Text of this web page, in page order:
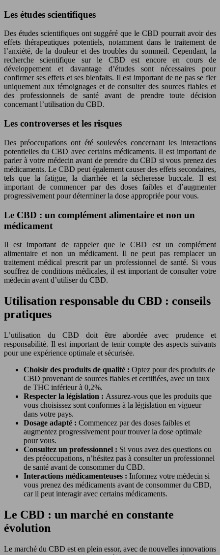
Les études scientifiques
Des études scientifiques ont suggéré que le CBD pourrait avoir des
effets thérapeutiques potentiels, notamment dans le traitement de
l’anxiété, de la douleur et des troubles du sommeil. Cependant, la
recherche scientifique sur le CBD est encore en cours de
développement et davantage d’études sont nécessaires pour
confirmer ses effets et ses bienfaits. Il est important de ne pas se fier
uniquement aux témoignages et de consulter des sources fiables et
des professionnels de santé avant de prendre toute décision
concernant l’utilisation du CBD.
Les controverses et les risques
Des préoccupations ont été soulevées concernant les interactions
potentielles du CBD avec certains médicaments. Il est important de
parler à votre médecin avant de prendre du CBD si vous prenez des
médicaments. Le CBD peut également causer des effets secondaires,
tels que la fatigue, la diarrhée et la sécheresse buccale. Il est
important de commencer par des doses faibles et d’augmenter
progressivement pour déterminer la dose appropriée pour vous.
Le CBD : un complément alimentaire et non un
médicament
Il est important de rappeler que le CBD est un complément
alimentaire et non un médicament. Il ne peut pas remplacer un
traitement médical prescrit par un professionnel de santé. Si vous
souffrez de conditions médicales, il est important de consulter votre
médecin avant d’utiliser du CBD.
Utilisation responsable du CBD : conseils
pratiques
L’utilisation du CBD doit être abordée avec prudence et
responsabilité. Il est important de tenir compte des aspects suivants
pour une expérience optimale et sécurisée.
Choisir des produits de qualité : Optez pour des produits de
CBD provenant de sources fiables et certifiées, avec un taux
de THC inférieur à 0,2%.
Respecter la législation : Assurez-vous que les produits que
vous choisissez sont conformes à la législation en vigueur
dans votre pays.
Dosage adapté : Commencez par des doses faibles et
augmentez progressivement pour trouver la dose optimale
pour vous.
Consultez un professionnel : Si vous avez des questions ou
des préoccupations, n’hésitez pas à consulter un professionnel
de santé avant de consommer du CBD.
Interactions médicamenteuses : Informez votre médecin si
vous prenez des médicaments avant de consommer du CBD,
car il peut interagir avec certains médicaments.
Le CBD : un marché en constante
évolution
Le marché du CBD est en plein essor, avec de nouvelles innovations